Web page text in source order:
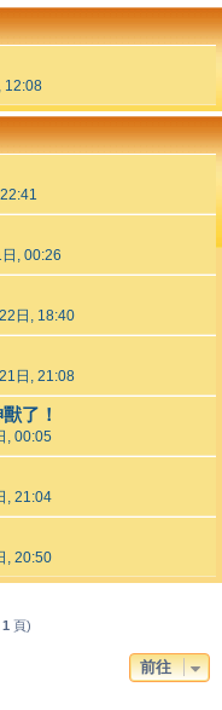
12:08
, 00:26
日, 18:40
日, 21:08
了！
, 00:05
, 21:04
, 20:50
1 頁)
前往